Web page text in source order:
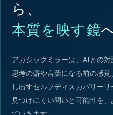
ら、
本質を映す鏡
アカシックミラーは、AIとの対
思考の癖や言葉になる前の感
し出すセルフディスカバリー
見つけにくい問いと可能性を